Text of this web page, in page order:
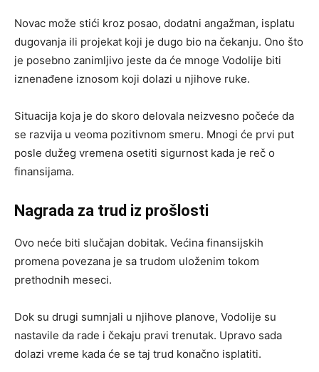
Novac može stići kroz posao, dodatni angažman, isplatu
dugovanja ili projekat koji je dugo bio na čekanju. Ono što
je posebno zanimljivo jeste da će mnoge Vodolije biti
iznenađene iznosom koji dolazi u njihove ruke.
Situacija koja je do skoro delovala neizvesno počeće da
se razvija u veoma pozitivnom smeru. Mnogi će prvi put
posle dužeg vremena osetiti sigurnost kada je reč o
finansijama.
Nagrada za trud iz prošlosti
Ovo neće biti slučajan dobitak. Većina finansijskih
promena povezana je sa trudom uloženim tokom
prethodnih meseci.
Dok su drugi sumnjali u njihove planove, Vodolije su
nastavile da rade i čekaju pravi trenutak. Upravo sada
dolazi vreme kada će se taj trud konačno isplatiti.